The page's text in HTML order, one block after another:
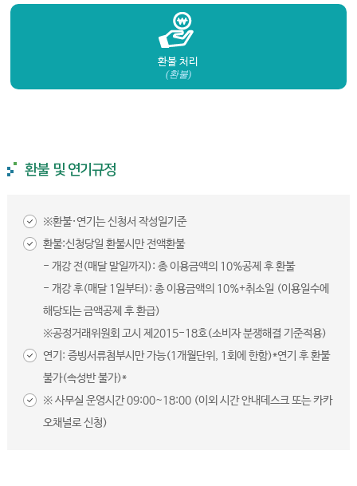
환불 처리
(환불)
환불 및 연기규정
※환불·연기는 신청서 작성일기준
환불:신청당일 환불시만 전액환불
- 개강 전(매달 말일까지): 총 이용금액의 10%공제 후 환불
- 개강 후(매달 1일부터): 총 이용금액의 10%+취소일 (이용일수에
해당되는 금액공제 후 환급)
※공정거래위원회 고시 제2015-18호(소비자 분쟁해결 기준적용)
연기: 증빙서류첨부시만 가능(1개월단위, 1회에 한함)*연기 후 환불
불가(속성반 불가)*
※ 사무실 운영시간 09:00~18:00 (이외 시간 안내데스크 또는 카카
오채널로 신청)